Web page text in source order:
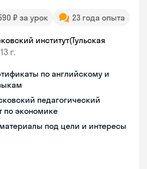
₽ за урок 23 года опыта
институт(Тульская
г.
по английскому и
педагогический
по экономике
под цели и интересы